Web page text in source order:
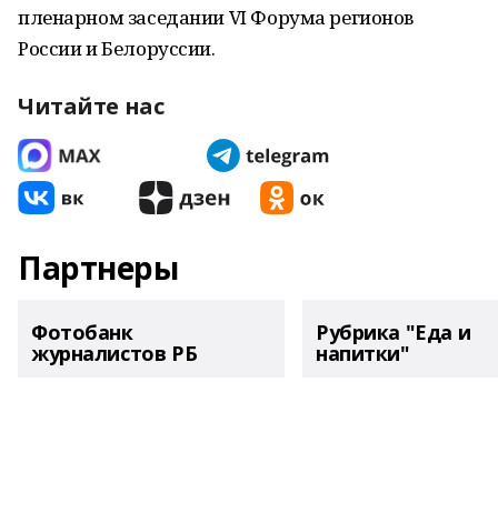
пленарном заседании VI Форума регионов
России и Белоруссии.
Читайте нас
Партнеры
Фотобанк
журналистов РБ
Рубрика "Еда и
напитки"